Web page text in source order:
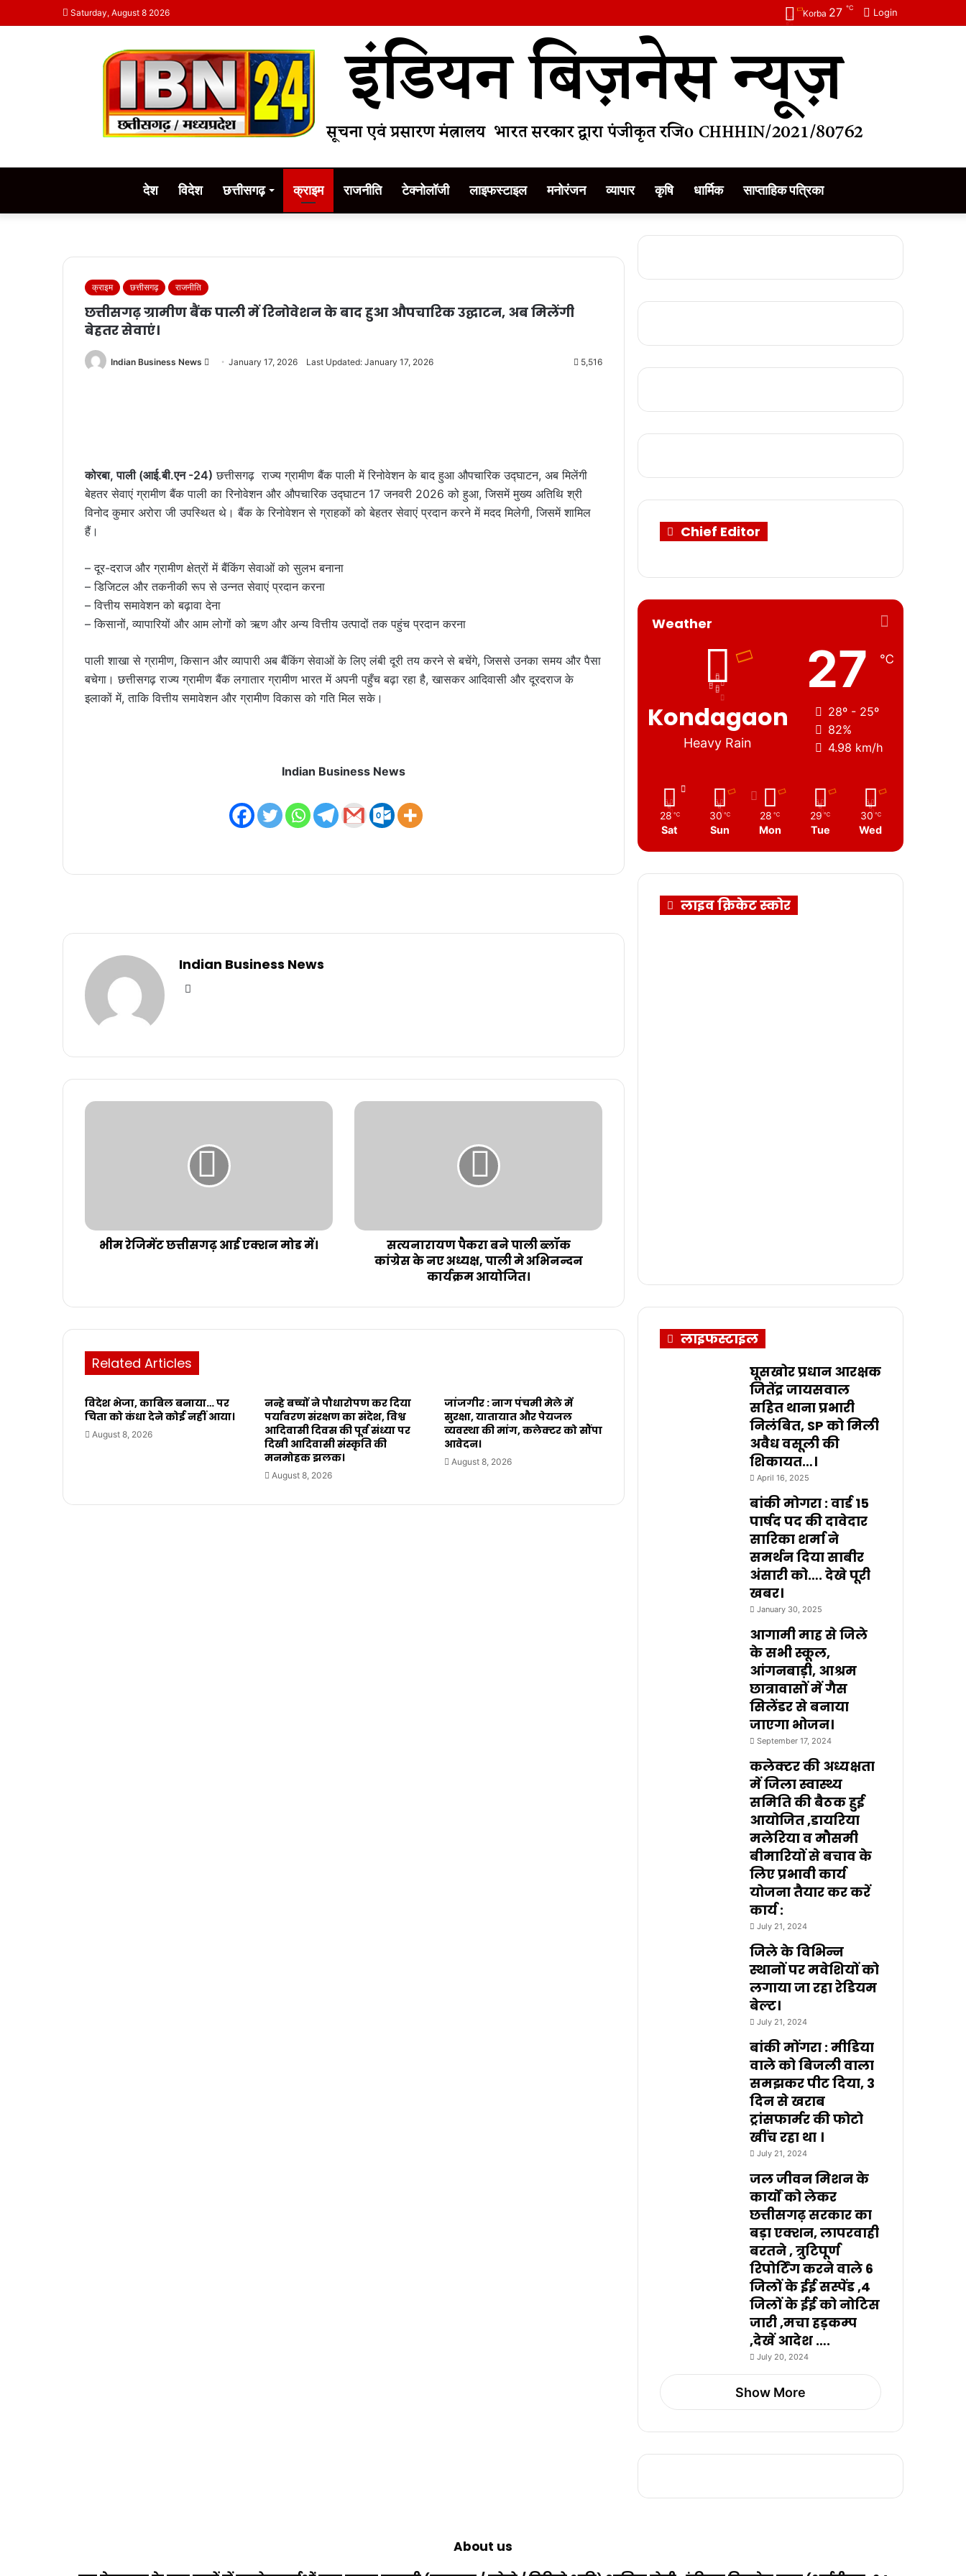
Saturday, August 8 2026 Login
Korba 27 ℃
देश विदेश छत्तीसगढ़ क्राइम राजनीति टेक्नोलॉजी लाइफस्टाइल मनोरंजन व्यापार कृषि धार्मिक साप्ताहिक पत्रिका
क्राइम छत्तीसगढ़ राजनीति
छत्तीसगढ़ ग्रामीण बैंक पाली में रिनोवेशन के बाद हुआ औपचारिक उद्घाटन, अब मिलेंगी
बेहतर सेवाएं।
Indian Business News
SendJanuary 17, 2026 Last Updated: January 17, 2026 5,516
कोरबा, पाली (आई.बी.एन -24) छत्तीसगढ़ राज्य ग्रामीण बैंक पाली में रिनोवेशन के बाद हुआ औपचारिक उद्घाटन, अब मिलेंगी
बेहतर सेवाएं ग्रामीण बैंक पाली का रिनोवेशन और औपचारिक उद्घाटन 17 जनवरी 2026 को हुआ, जिसमें मुख्य अतिथि श्री
विनोद कुमार अरोरा जी उपस्थित थे। बैंक के रिनोवेशन से ग्राहकों को बेहतर सेवाएं प्रदान करने में मदद मिलेगी, जिसमें शामिल
हैं।
– दूर-दराज और ग्रामीण क्षेत्रों में बैंकिंग सेवाओं को सुलभ बनाना
– डिजिटल और तकनीकी रूप से उन्नत सेवाएं प्रदान करना
– वित्तीय समावेशन को बढ़ावा देना
– किसानों, व्यापारियों और आम लोगों को ऋण और अन्य वित्तीय उत्पादों तक पहुंच प्रदान करना
पाली शाखा से ग्रामीण, किसान और व्यापारी अब बैंकिंग सेवाओं के लिए लंबी दूरी तय करने से बचेंगे, जिससे उनका समय और पैसा
बचेगा। छत्तीसगढ़ राज्य ग्रामीण बैंक लगातार ग्रामीण भारत में अपनी पहुँच बढ़ा रहा है, खासकर आदिवासी और दूरदराज के
इलाकों में, ताकि वित्तीय समावेशन और ग्रामीण विकास को गति मिल सके।
Indian Business News
Indian Business News
Website
भीम रेजिमेंट छत्तीसगढ़ आई एक्शन मोड में।
सत्यनारायण पैकरा बने पाली ब्लॉक
कांग्रेस के नए अध्यक्ष, पाली मे अभिनन्दन
कार्यक्रम आयोजित।
Related Articles
विदेश भेजा, काबिल बनाया… पर
चिता को कंधा देने कोई नहीं आया।
August 8, 2026
नन्हे बच्चों ने पौधारोपण कर दिया
पर्यावरण संरक्षण का संदेश, विश्व
आदिवासी दिवस की पूर्व संध्या पर
दिखी आदिवासी संस्कृति की
मनमोहक झलक।
August 8, 2026
जांजगीर : नाग पंचमी मेले में
सुरक्षा, यातायात और पेयजल
व्यवस्था की मांग, कलेक्टर को सौंपा
आवेदन।
August 8, 2026
Chief Editor
Weather
Kondagaon
Heavy Rain
27 ℃
28º - 25º
82%
4.98 km/h
28 ℃
Sat
30 ℃
Sun
28 ℃
Mon
29 ℃
Tue
30 ℃
Wed
लाइव क्रिकेट स्कोर
लाइफस्टाइल
घूसखोर प्रधान आरक्षक
जितेंद्र जायसवाल
सहित थाना प्रभारी
निलंबित, SP को मिली
अवैध वसूली की
शिकायत…।
April 16, 2025
बांकी मोगरा : वार्ड 15
पार्षद पद की दावेदार
सारिका शर्मा ने
समर्थन दिया साबीर
अंसारी को…. देखे पूरी
खबर।
January 30, 2025
आगामी माह से जिले
के सभी स्कूल,
आंगनबाड़ी, आश्रम
छात्रावासों में गैस
सिलेंडर से बनाया
जाएगा भोजन।
September 17, 2024
कलेक्टर की अध्यक्षता
में जिला स्वास्थ्य
समिति की बैठक हुई
आयोजित ,डायरिया
मलेरिया व मौसमी
बीमारियों से बचाव के
लिए प्रभावी कार्य
योजना तैयार कर करें
कार्य :
July 21, 2024
जिले के विभिन्न
स्थानों पर मवेशियों को
लगाया जा रहा रेडियम
बेल्ट।
July 21, 2024
बांकी मोंगरा : मीडिया
वाले को बिजली वाला
समझकर पीट दिया, 3
दिन से खराब
ट्रांसफार्मर की फोटो
खींच रहा था ।
July 21, 2024
जल जीवन मिशन के
कार्यों को लेकर
छत्तीसगढ़ सरकार का
बड़ा एक्शन, लापरवाही
बरतने , त्रुटिपूर्ण
रिपोर्टिंग करने वाले 6
जिलों के ईई सस्पेंड ,4
जिलों के ईई को नोटिस
जारी ,मचा हड़कम्प
,देखें आदेश ….
July 20, 2024
Show More
About us